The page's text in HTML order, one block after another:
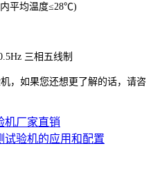
平均温度≤28℃)
三相五线制
，如果您还想更了解的话，请咨
机厂家直销
试验机的应用和配置